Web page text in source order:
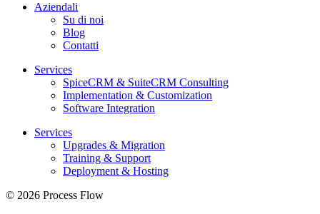
Aziendali
Su di noi
Blog
Contatti
Services
SpiceCRM & SuiteCRM Consulting
Implementation & Customization
Software Integration
Services
Upgrades & Migration
Training & Support
Deployment & Hosting
© 2026 Process Flow